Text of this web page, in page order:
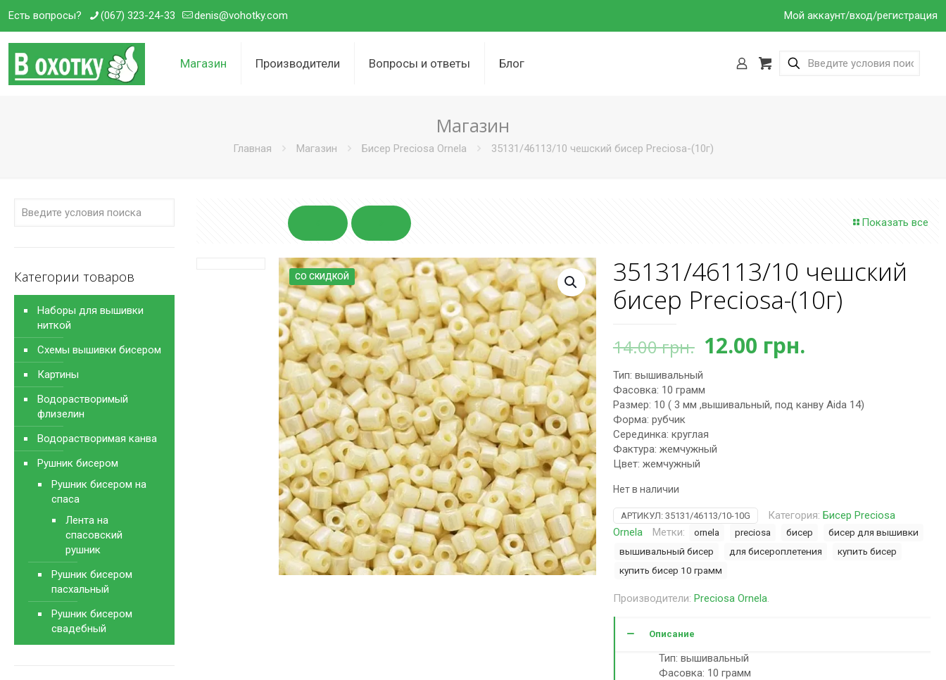
Есть вопросы? (067) 323-24-33 denis@vohotky.com Мой аккаунт/вход/регистрация
Магазин Производители Вопросы и ответы Блог
Магазин
Главная Магазин Бисер Preciosa Ornela 35131/46113/10 чешский бисер Preciosa-(10г)
Показать все
СО СКИДКОЙ
35131/46113/10 чешский
бисер Preciosa-(10г)
14.00грн. Первоначальная
составляла
14.00 грн..
12.00 грн.Текущая
Тип: вышивальный
Фасовка: 10 грамм
Размер: 10 ( 3 мм ,вышивальный, под канву Aida 14)
Форма: рубчик
Серединка: круглая
Фактура: жемчужный
Цвет: жемчужный
Нет в наличии
АРТИКУЛ: 35131/46113/10-10G Категория: Бисер Preciosa
Ornela
Метки: ornela preciosa бисер
бисер для вышивки
вышивальный бисер
для бисероплетения
купить бисер
купить бисер 10 грамм
Производители: Preciosa Ornela.
Описание
Тип: вышивальный
Фасовка: 10 грамм
Категории товаров
Наборы для вышивки
ниткой
Схемы вышивки бисером
Картины
Водорастворимый
флизелин
Водорастворимая канва
Рушник бисером
Рушник бисером на
спаса
Лента на
спасовский
рушник
Рушник бисером
пасхальный
Рушник бисером
свадебный